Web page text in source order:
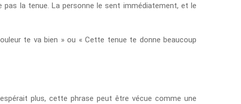
la tenue. La personne le sent immédiatement, et le
te va bien » ou « Cette tenue te donne beaucoup
plus, cette phrase peut être vécue comme une